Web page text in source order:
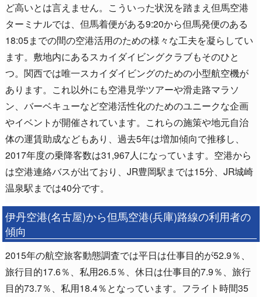
ど高いとは言えません。こういった状況を踏まえ但馬空港
ターミナルでは、但馬着便がある9:20から但馬発便のある
18:05までの間の空港活用のための様々な工夫を凝らしてい
ます。敷地内にあるスカイダイビングクラブもそのひと
つ。関西では唯一スカイダイビングのための小型航空機が
あります。これ以外にも空港見学ツアーや滑走路マラソ
ン、バーベキューなど空港活性化のためのユニークな企画
やイベントが開催されています。これらの施策や地元自治
体の運賃助成などもあり、過去5年は増加傾向で推移し、
2017年度の乗降客数は31,967人になっています。空港から
は空港連絡バスが出ており、JR豊岡駅までは15分、JR城崎
温泉駅までは40分です。
伊丹空港(名古屋)から但馬空港(兵庫)路線の利用者の
傾向
2015年の航空旅客動態調査では平日は仕事目的が52.9％、
旅行目的17.6％、私用26.5％、休日は仕事目的7.9％、旅行
目的73.7％、私用18.4％となっています。フライト時間35